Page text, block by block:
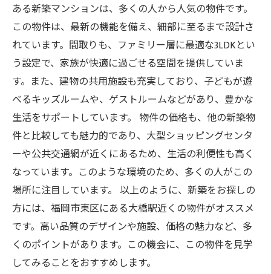
ある新築マンションは、多くの人から人気の物件です。
この物件は、最新の機能を備え、細部に至るまで設計さ
れています。間取りも、ファミリー層に最適な3LDKとい
う設定で、家族が快適に過ごせる空間を提供していま
す。また、建物の共用施設も充実しており、子どもが遊
べるキッズルームや、ゲストルームなどがあり、豊かな
生活をサポートしています。 物件の価格も、他の新築物
件と比較しても魅力的であり、大型ショッピングセンタ
ーや公共交通網が近くにあるため、生活の利便性も高く
なっています。このような環境のため、多くの人がこの
場所に注目しています。 以上のように、新築をお探しの
方には、福岡市東区にある大橋駅近くの物件がオススメ
です。高い品質のデザインや施設、価格の魅力など、多
くのポイントがあります。この機会に、この物件を見学
してみることをおすすめします。